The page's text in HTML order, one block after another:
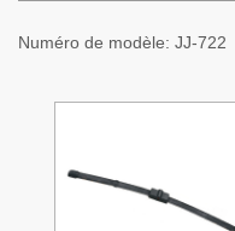
Numéro de modèle: JJ-722